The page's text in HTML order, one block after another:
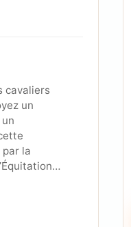
cavaliers
un
la